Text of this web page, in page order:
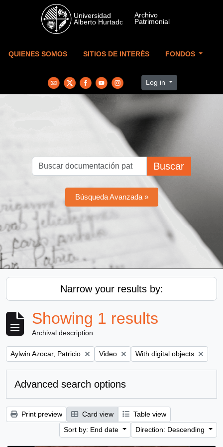
Skip to main content
QUIENES SOMOS SITIOS DE INTERÉS FONDOS
Log in
Buscar
Búsqueda Avanzada »
Narrow your results by:
Showing 1 results
Archival description
Remove filter:
Aylwin Azocar, Patricio Remove filter:
Video Remove filter:
With digital objects
Advanced search options
Print preview Card view
Table view
Sort by: End date
Direction: Descending